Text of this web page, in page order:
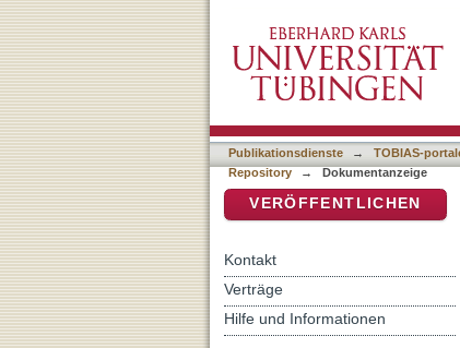
Bildungsarbeit
Publikationsdienste → TOBIAS-
Repository
→ Dokumentanzeige
VERÖFFENTLICHEN
Kontakt
Verträge
Hilfe und Informationen